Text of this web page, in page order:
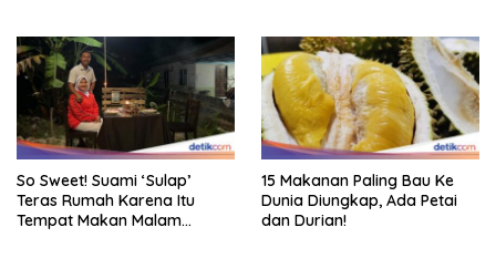
So Sweet! Suami ‘Sulap’
Teras Rumah Karena Itu
Tempat Makan Malam
15 Makanan Paling Bau Ke
Dunia Diungkap, Ada Petai
dan Durian!